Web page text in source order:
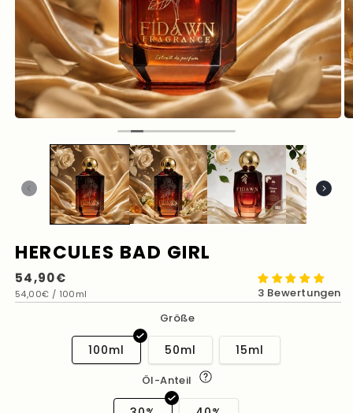
HERCULES BAD GIRL
Normaler
Preis
54,90€
Grundpreis
54,00€ / pro
100ml
3 Bewertungen
Größe
100ml 50ml 15ml
Öl-Anteil